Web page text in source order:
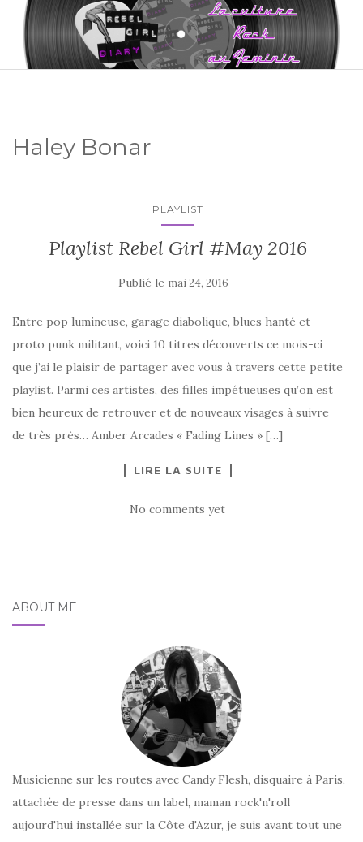
Haley Bonar
PLAYLIST
Playlist Rebel Girl #May 2016
Publié le mai 24, 2016
Entre pop lumineuse, garage diabolique, blues hanté et
proto punk militant, voici 10 titres découverts ce mois-ci
que j’ai le plaisir de partager avec vous à travers cette petite
playlist. Parmi ces artistes, des filles impétueuses qu’on est
bien heureux de retrouver et de nouveaux visages à suivre
de très près… Amber Arcades « Fading Lines » […]
LIRE LA SUITE
No comments yet
ABOUT ME
Musicienne sur les routes avec Candy Flesh, disquaire à Paris,
attachée de presse dans un label, maman rock'n'roll
aujourd'hui installée sur la Côte d'Azur, je suis avant tout une